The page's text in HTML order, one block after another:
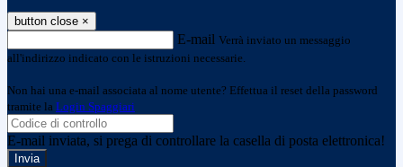
button close ×
E-mail Verrà inviato un messaggio
all'indirizzo indicato con le istruzioni necessarie.
Non hai una e-mail associata al nome utente? Effettua il reset della password
tramite la Login Spaggiari
E-mail inviata, si prega di controllare la casella di posta elettronica!